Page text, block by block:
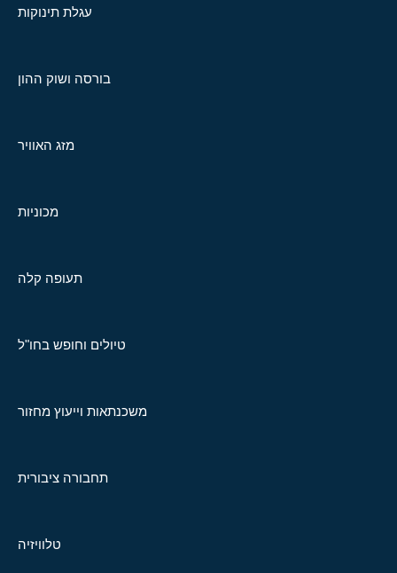
עגלת תינוקות
בורסה ושוק ההון
מזג האוויר
מכוניות
תעופה קלה
טיולים וחופש בחו"ל
משכנתאות וייעוץ מחזור
תחבורה ציבורית
טלוויזיה